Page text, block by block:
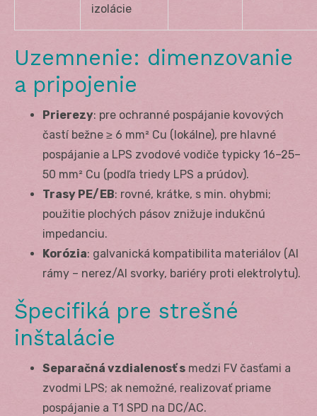
izolácie
Uzemnenie: dimenzovanie
a pripojenie
Prierezy: pre ochranné pospájanie kovových
častí bežne ≥ 6 mm² Cu (lokálne), pre hlavné
pospájanie a LPS zvodové vodiče typicky 16–25–
50 mm² Cu (podľa triedy LPS a prúdov).
Trasy PE/EB: rovné, krátke, s min. ohybmi;
použitie plochých pásov znižuje indukčnú
impedanciu.
Korózia: galvanická kompatibilita materiálov (Al
rámy – nerez/Al svorky, bariéry proti elektrolytu).
Špecifiká pre strešné
inštalácie
Separačná vzdialenosť s medzi FV časťami a
zvodmi LPS; ak nemožné, realizovať priame
pospájanie a T1 SPD na DC/AC.